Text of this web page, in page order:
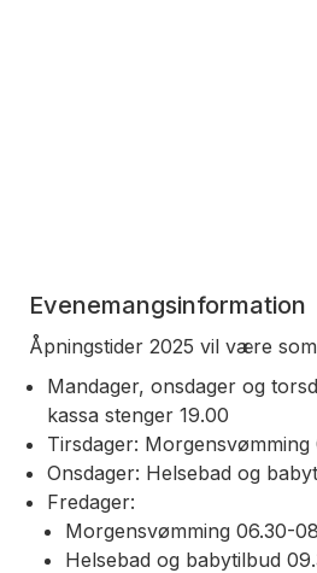
Evenemangsinformation
Åpningstider 2025 vil være
Mandager, onsdager og
kassa stenger 19.00
Tirsdager: Morgensvømming
Onsdager: Helsebad og
Fredager:
Morgensvømming 06.30-
Helsebad og babytilbud